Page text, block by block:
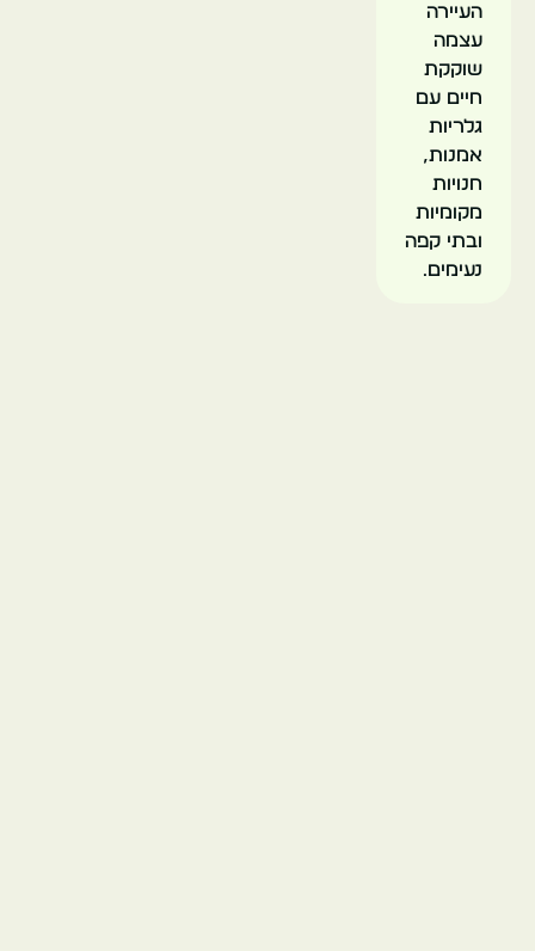
העיירה
עצמה
שוקקת
חיים עם
גלריות
אמנות,
חנויות
מקומיות
ובתי קפה
נעימים.